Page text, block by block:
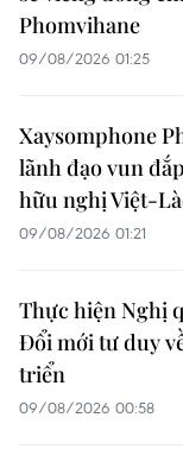
Phomvihane
09/08/2026 01:25
Xaysomphone
lãnh đạo vun
hữu nghị Việt-
09/08/2026 01:21
Thực hiện Nghị
Đổi mới tư duy
triển
09/08/2026 00:58